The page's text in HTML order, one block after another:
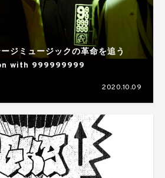
ジミュージックの革命を追う
with 999999999
2020.10.09